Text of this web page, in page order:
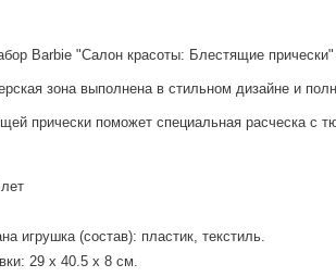
Barbie "Салон красоты: Блестящие
зона выполнена в стильном дизайне и
прически поможет специальная расческа с
игрушка (состав): пластик, текстиль.
29 x 40.5 x 8 см.